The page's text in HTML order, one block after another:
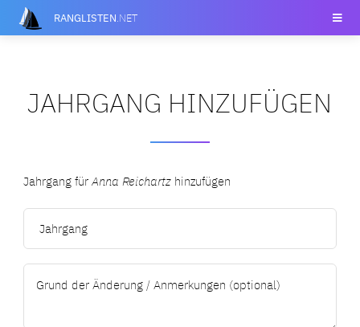
RANGLISTEN.NET
JAHRGANG HINZUFÜGEN
Jahrgang fürAnna Reichartz hinzufügen